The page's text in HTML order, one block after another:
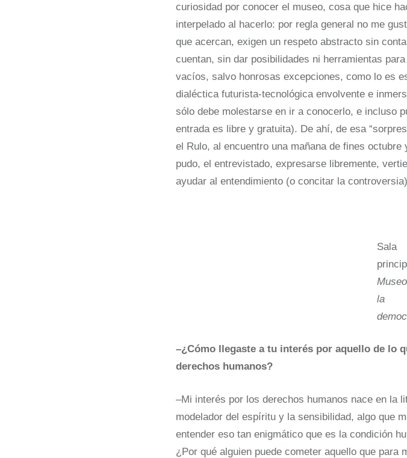
curiosidad por conocer el museo, cosa que hice
interpelado al hacerlo: por regla general no me
que acercan, exigen un respeto abstracto sin
cuentan, sin dar posibilidades ni herramientas
vacíos, salvo honrosas excepciones, como lo es
dialéctica futurista-tecnológica envolvente e
sólo debe molestarse en ir a conocerlo, e incluso
entrada es libre y gratuita). De ahí, de esa
el Rulo, al encuentro una mañana de fines
pudo, el entrevistado, expresarse libremente,
ayudar al entendimiento (o concitar la
Sala
la
–¿Cómo llegaste a tu interés por aquello de lo
derechos humanos?
–Mi interés por los derechos humanos nace en la
modelador del espíritu y la sensibilidad, algo que
entender eso tan enigmático que es la condición
¿Por qué alguien puede cometer aquello que